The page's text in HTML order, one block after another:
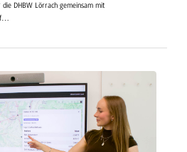
DHBW Lörrach gemeinsam mit